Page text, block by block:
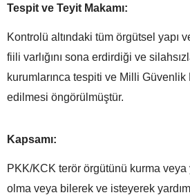
Tespit ve Teyit Makamı:
Kontrolü altındaki tüm örgütsel yapı
fiili varlığını sona erdirdiği ve
kurumlarınca tespiti ve Milli Güvenlik
edilmesi öngörülmüştür.
Kapsamı:
PKK/KCK terör örgütünü kurma
olma veya bilerek ve isteyerek